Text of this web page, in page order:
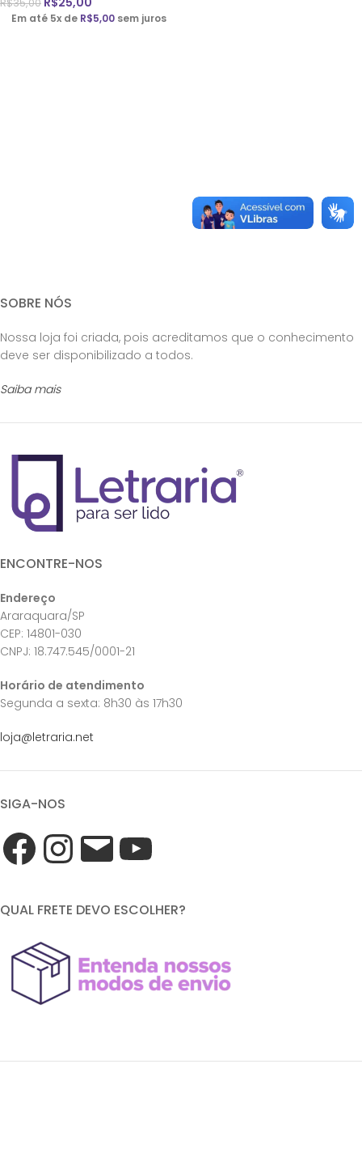
R$35,00
Em até 5x de R$5,00 sem juros
SOBRE NÓS
Nossa loja foi criada, pois acreditamos que o conhecimento
deve ser disponibilizado a todos.
Saiba mais
ENCONTRE-NOS
Endereço
Araraquara/SP
CEP: 14801-030
CNPJ: 18.747.545/0001-21
Horário de atendimento
Segunda a sexta: 8h30 às 17h30
loja@letraria.net
SIGA-NOS
QUAL FRETE DEVO ESCOLHER?